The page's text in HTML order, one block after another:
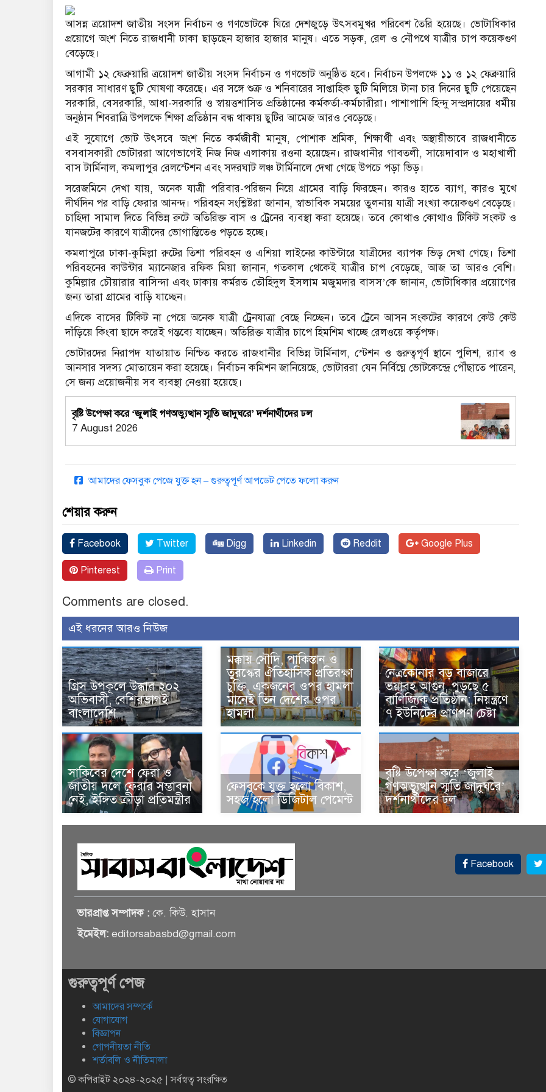
আসন্ন ত্রয়োদশ জাতীয় সংসদ নির্বাচন ও গণভোটকে ঘিরে দেশজুড়ে উৎসবমুখর পরিবেশ তৈরি হয়েছে। ভোটাধিকার
প্রয়োগে অংশ নিতে রাজধানী ঢাকা ছাড়ছেন হাজার হাজার মানুষ। এতে সড়ক, রেল ও নৌপথে যাত্রীর চাপ কয়েকগুণ
বেড়েছে।
আগামী ১২ ফেব্রুয়ারি ত্রয়োদশ জাতীয় সংসদ নির্বাচন ও গণভোট অনুষ্ঠিত হবে। নির্বাচন উপলক্ষে ১১ ও ১২ ফেব্রুয়ারি
সরকার সাধারণ ছুটি ঘোষণা করেছে। এর সঙ্গে শুক্র ও শনিবারের সাপ্তাহিক ছুটি মিলিয়ে টানা চার দিনের ছুটি পেয়েছেন
সরকারি, বেসরকারি, আধা-সরকারি ও স্বায়ত্তশাসিত প্রতিষ্ঠানের কর্মকর্তা-কর্মচারীরা। পাশাপাশি হিন্দু সম্প্রদায়ের ধর্মীয়
অনুষ্ঠান শিবরাত্রি উপলক্ষে শিক্ষা প্রতিষ্ঠান বন্ধ থাকায় ছুটির আমেজ আরও বেড়েছে।
এই সুযোগে ভোট উৎসবে অংশ নিতে কর্মজীবী মানুষ, পোশাক শ্রমিক, শিক্ষার্থী এবং অস্থায়ীভাবে রাজধানীতে
বসবাসকারী ভোটাররা আগেভাগেই নিজ নিজ এলাকায় রওনা হয়েছেন। রাজধানীর গাবতলী, সায়েদাবাদ ও মহাখালী
বাস টার্মিনাল, কমলাপুর রেলস্টেশন এবং সদরঘাট লঞ্চ টার্মিনালে দেখা গেছে উপচে পড়া ভিড়।
সরেজমিনে দেখা যায়, অনেক যাত্রী পরিবার-পরিজন নিয়ে গ্রামের বাড়ি ফিরছেন। কারও হাতে ব্যাগ, কারও মুখে
দীর্ঘদিন পর বাড়ি ফেরার আনন্দ। পরিবহন সংশ্লিষ্টরা জানান, স্বাভাবিক সময়ের তুলনায় যাত্রী সংখ্যা কয়েকগুণ বেড়েছে।
চাহিদা সামাল দিতে বিভিন্ন রুটে অতিরিক্ত বাস ও ট্রেনের ব্যবস্থা করা হয়েছে। তবে কোথাও কোথাও টিকিট সংকট ও
যানজটের কারণে যাত্রীদের ভোগান্তিতেও পড়তে হচ্ছে।
কমলাপুরে ঢাকা-কুমিল্লা রুটের তিশা পরিবহন ও এশিয়া লাইনের কাউন্টারে যাত্রীদের ব্যাপক ভিড় দেখা গেছে। তিশা
পরিবহনের কাউন্টার ম্যানেজার রফিক মিয়া জানান, গতকাল থেকেই যাত্রীর চাপ বেড়েছে, আজ তা আরও বেশি।
কুমিল্লার চৌয়ারার বাসিন্দা এবং ঢাকায় কর্মরত তৌহিদুল ইসলাম মজুমদার বাসস’কে জানান, ভোটাধিকার প্রয়োগের
জন্য তারা গ্রামের বাড়ি যাচ্ছেন।
এদিকে বাসের টিকিট না পেয়ে অনেক যাত্রী ট্রেনযাত্রা বেছে নিচ্ছেন। তবে ট্রেনে আসন সংকটের কারণে কেউ কেউ
দাঁড়িয়ে কিংবা ছাদে করেই গন্তব্যে যাচ্ছেন। অতিরিক্ত যাত্রীর চাপে হিমশিম খাচ্ছে রেলওয়ে কর্তৃপক্ষ।
ভোটারদের নিরাপদ যাতায়াত নিশ্চিত করতে রাজধানীর বিভিন্ন টার্মিনাল, স্টেশন ও গুরুত্বপূর্ণ স্থানে পুলিশ, র‌্যাব ও
আনসার সদস্য মোতায়েন করা হয়েছে। নির্বাচন কমিশন জানিয়েছে, ভোটাররা যেন নির্বিঘ্নে ভোটকেন্দ্রে পৌঁছাতে পারেন,
সে জন্য প্রয়োজনীয় সব ব্যবস্থা নেওয়া হয়েছে।
বৃষ্টি উপেক্ষা করে ‘জুলাই গণঅভ্যুত্থান স্মৃতি জাদুঘরে’ দর্শনার্থীদের ঢল
7 August 2026
আমাদের ফেসবুক পেজে যুক্ত হন – গুরুত্বপূর্ণ আপডেট পেতে ফলো করুন
শেয়ার করুন
Facebook Twitter Digg Linkedin Reddit Google Plus
Pinterest Print
Comments are closed.
এই ধরনের আরও নিউজ
গ্রিস উপকূলে উদ্ধার ২০২
অভিবাসী, বেশিরভাগই
বাংলাদেশি
মক্কায় সৌদি, পাকিস্তান ও
তুরস্কের ঐতিহাসিক প্রতিরক্ষা
চুক্তি, একজনের ওপর হামলা
মানেই তিন দেশের ওপর
হামলা
নেত্রকোনার বড় বাজারে
ভয়াবহ আগুন, পুড়ছে ৫
বাণিজ্যিক প্রতিষ্ঠান; নিয়ন্ত্রণে
৭ ইউনিটের প্রাণপণ চেষ্টা
সাকিবের দেশে ফেরা ও
জাতীয় দলে ফেরার সম্ভাবনা
নেই, ইঙ্গিত ক্রীড়া প্রতিমন্ত্রীর
ফেসবুকে যুক্ত হলো বিকাশ,
সহজ হলো ডিজিটাল পেমেন্ট
বৃষ্টি উপেক্ষা করে ‘জুলাই
গণঅভ্যুত্থান স্মৃতি জাদুঘরে’
দর্শনার্থীদের ঢল
Facebook
ভারপ্রাপ্ত সম্পাদক : কে. কিউ. হাসান
ইমেইল: editorsabasbd@gmail.com
গুরুত্বপূর্ণ পেজ
আমাদের সম্পর্কে
যোগাযোগ
বিজ্ঞাপন
গোপনীয়তা নীতি
শর্তাবলি ও নীতিমালা
© কপিরাইট ২০২৪-২০২৫ | সর্বস্বত্ব সংরক্ষিত